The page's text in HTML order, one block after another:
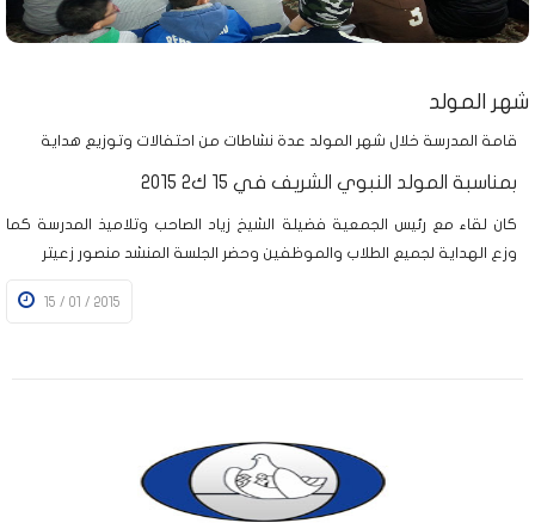
شهر المولد
قامة المدرسة خلال شهر المولد عدة نشاطات من احتفالات وتوزيع هداية
بمناسبة المولد النبوي الشريف في 15 ك2 2015
كان لقاء مع رئيس الجمعية فضيلة الشيخ زياد الصاحب وتلاميذ المدرسة كما
وزع الهداية لجميع الطلاب والموظفين وحضر الجلسة المنشد منصور زعيتر
15 / 01 / 2015